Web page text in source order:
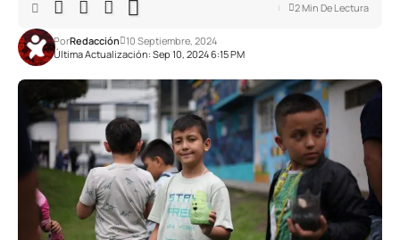
Última Actualización: Sep 10, 2024 6:15 PM
PorRedacción 10 Septiembre, 2024
2 Min De Lectura